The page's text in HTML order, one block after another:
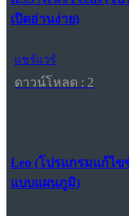
เปิดอ่านง่าย)
แชร์แวร์
ดาวน์โหลด : 2
Leo (โปรแกรมแก้ไ
แบบแผนภูมิ)